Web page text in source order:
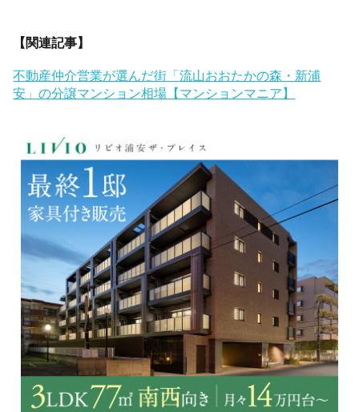
【関連記事】
不動産仲介営業が選んだ街「流山おおたかの森・新浦
安」の分譲マンション相場【マンションマニア】